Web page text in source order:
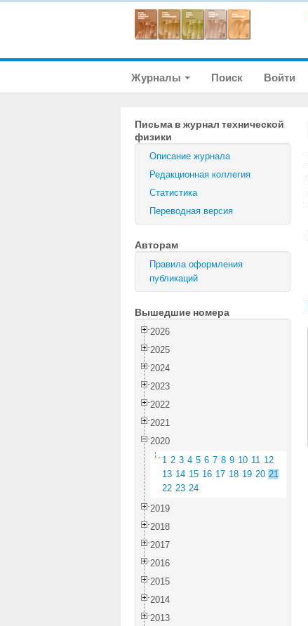
Журналы Поиск Войти
Письма в журнал технической
физики
Описание журнала
Редакционная коллегия
Статистика
Переводная версия
Авторам
Правила оформления
публикаций
Вышедшие номера
2026
2025
2024
2023
2022
2021
2020
1 2 3 4 5 6 7 8 9 10 11 12
13 14 15 16 17 18 19 20 21
22 23 24
2019
2018
2017
2016
2015
2014
2013